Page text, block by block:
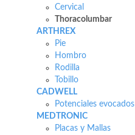
Cervical
Thoracolumbar
ARTHREX
Pie
Hombro
Rodilla
Tobillo
CADWELL
Potenciales evocados
MEDTRONIC
Placas y Mallas